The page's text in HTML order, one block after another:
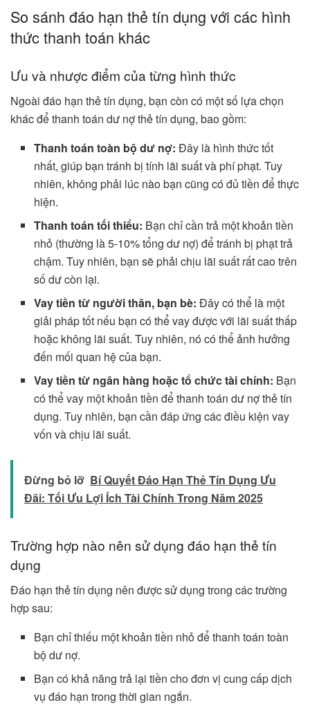
So sánh đáo hạn thẻ tín dụng với các hình
thức thanh toán khác
Ưu và nhược điểm của từng hình thức
Ngoài đáo hạn thẻ tín dụng, bạn còn có một số lựa chọn
khác để thanh toán dư nợ thẻ tín dụng, bao gồm:
Thanh toán toàn bộ dư nợ: Đây là hình thức tốt
nhất, giúp bạn tránh bị tính lãi suất và phí phạt. Tuy
nhiên, không phải lúc nào bạn cũng có đủ tiền để thực
hiện.
Thanh toán tối thiểu: Bạn chỉ cần trả một khoản tiền
nhỏ (thường là 5-10% tổng dư nợ) để tránh bị phạt trả
chậm. Tuy nhiên, bạn sẽ phải chịu lãi suất rất cao trên
số dư còn lại.
Vay tiền từ người thân, bạn bè: Đây có thể là một
giải pháp tốt nếu bạn có thể vay được với lãi suất thấp
hoặc không lãi suất. Tuy nhiên, nó có thể ảnh hưởng
đến mối quan hệ của bạn.
Vay tiền từ ngân hàng hoặc tổ chức tài chính: Bạn
có thể vay một khoản tiền để thanh toán dư nợ thẻ tín
dụng. Tuy nhiên, bạn cần đáp ứng các điều kiện vay
vốn và chịu lãi suất.
Đừng bỏ lỡ Bí Quyết Đáo Hạn Thẻ Tín Dụng Ưu
Đãi: Tối Ưu Lợi Ích Tài Chính Trong Năm 2025
Trường hợp nào nên sử dụng đáo hạn thẻ tín
dụng
Đáo hạn thẻ tín dụng nên được sử dụng trong các trường
hợp sau:
Bạn chỉ thiếu một khoản tiền nhỏ để thanh toán toàn
bộ dư nợ.
Bạn có khả năng trả lại tiền cho đơn vị cung cấp dịch
vụ đáo hạn trong thời gian ngắn.